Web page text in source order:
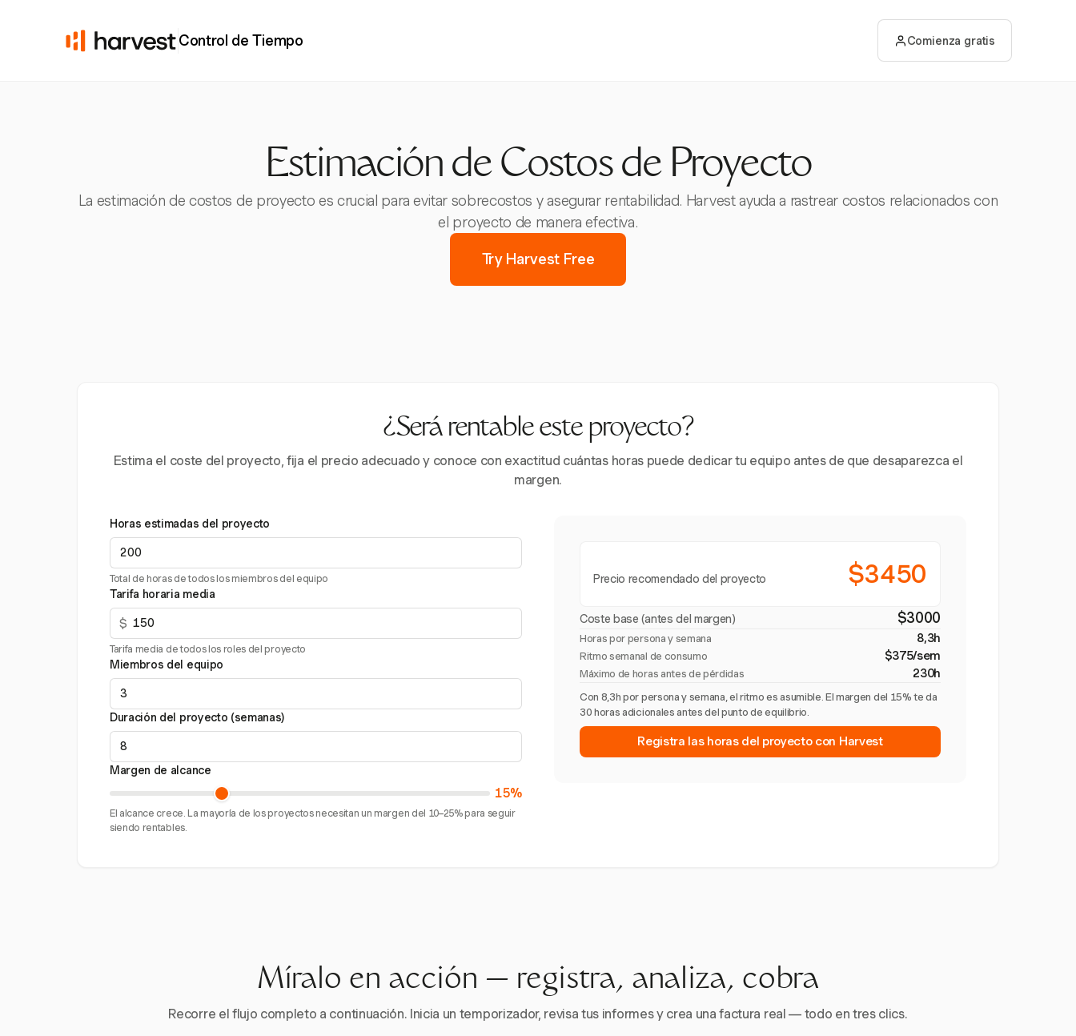
Control de Tiempo Comienza gratis
Estimación de Costos de Proyecto
La estimación de costos de proyecto es crucial para evitar sobrecostos y asegurar rentabilidad. Harvest ayuda a rastrear costos relacionados con
el proyecto de manera efectiva.
Try Harvest Free
¿Será rentable este proyecto?
Estima el coste del proyecto, fija el precio adecuado y conoce con exactitud cuántas horas puede dedicar tu equipo antes de que desaparezca el
margen.
Horas estimadas del proyecto
Total de horas de todos los miembros del equipo
Tarifa horaria media
$
Tarifa media de todos los roles del proyecto
Miembros del equipo
Duración del proyecto (semanas)
Margen de alcance
15%
El alcance crece. La mayoría de los proyectos necesitan un margen del 10–25% para seguir
siendo rentables.
Precio recomendado del proyecto $3450
Coste base (antes del margen) $3000
Horas por persona y semana 8,3h
Ritmo semanal de consumo $375/sem
Máximo de horas antes de pérdidas 230h
Con 8,3h por persona y semana, el ritmo es asumible. El margen del 15% te da
30 horas adicionales antes del punto de equilibrio.
Registra las horas del proyecto con Harvest
Míralo en acción — registra, analiza, cobra
Recorre el flujo completo a continuación. Inicia un temporizador, revisa tus informes y crea una factura real — todo en tres clics.